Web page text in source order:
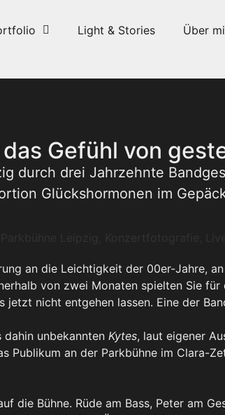
Light & Stories Über
Gefühl von
durch drei Jahrzehnte
Glückshormonen im
an die Leichtigkeit der 00er-Jahre,
von zwei Monaten spielten Sie
nicht entgehen lassen. Eine der
unbekannten Kytes, laut eigener
Publikum an der Parkbühne im Clara-
die Bühne. Rüde am Bass, Peter am